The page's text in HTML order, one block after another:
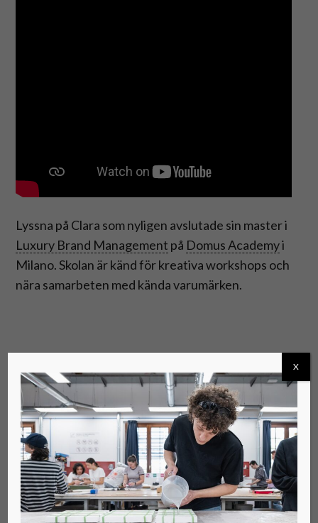
Lyssna på Clara som nyligen avslutade sin master i
Luxury Brand Management på Domus Academyi
Milano. Skolan är känd för kreativa workshops och
nära samarbeten med kända varumärken.
Jag drogs till Domus Academy tack vare
dess praktiska, branschnära arbetssätt
2026-07-24
Intervju med nordiska studenter på NABA
2026-06-09
Från studentskiss till röda mattan:
X